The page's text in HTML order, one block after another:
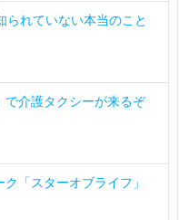
られていない本当のこと
で介護タクシーが来るぞ
「スターオブライフ」